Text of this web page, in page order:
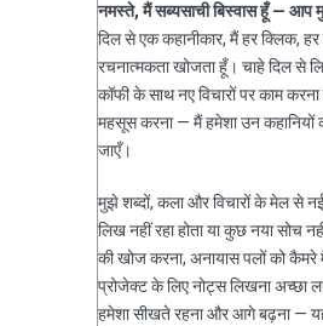
नमस्ते, मैं सब्यसाची बिस्वास हूँ — आप
दिल से एक कहानीकार, मैं हर क्लिक,
रचनात्मकता खोजता हूँ। चाहे दिल से
कॉफी के साथ नए विचारों पर काम
महसूस करना — मैं हमेशा उन कहानियों
जाएँ।
मुझे शब्दों, कला और विचारों के मेल से
लिख नहीं रहा होता या कुछ नया सोच
की खोज करना, अनायास पलों को
प्रोजेक्ट के लिए नोट्स लिखना अच्छा
हमेशा सीखते रहना और आगे बढ़ना —